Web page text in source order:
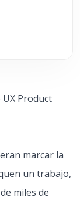
Product
marcar la
un trabajo,
miles de